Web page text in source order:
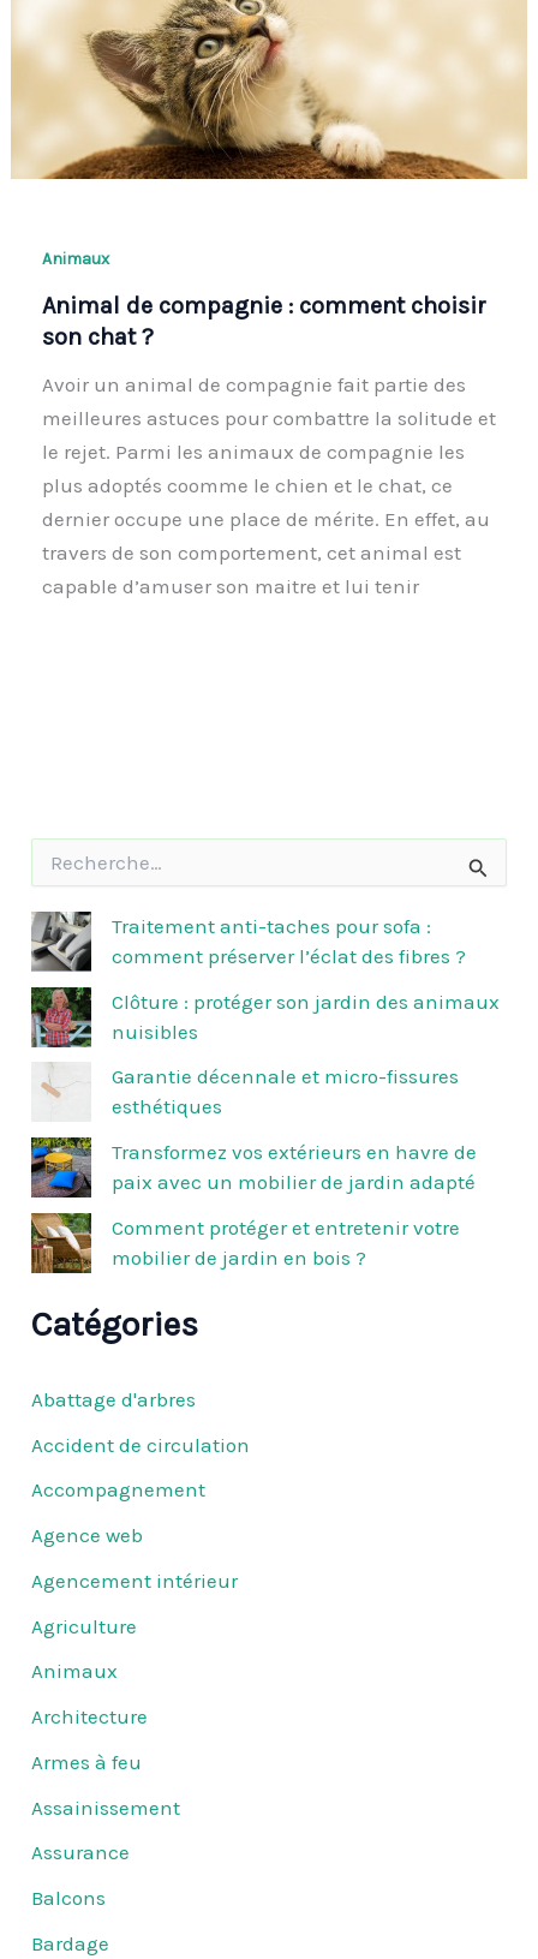
Animaux
Animal de compagnie : comment choisir
son chat ?
Avoir un animal de compagnie fait partie des
meilleures astuces pour combattre la solitude et
le rejet. Parmi les animaux de compagnie les
plus adoptés coomme le chien et le chat, ce
dernier occupe une place de mérite. En effet, au
travers de son comportement, cet animal est
capable d’amuser son maitre et lui tenir
h
e
r
c
h
e
Traitement anti-taches pour sofa :
comment préserver l’éclat des fibres ?
Clôture : protéger son jardin des animaux
nuisibles
Garantie décennale et micro-fissures
esthétiques
Transformez vos extérieurs en havre de
paix avec un mobilier de jardin adapté
Comment protéger et entretenir votre
mobilier de jardin en bois ?
Catégories
Abattage d'arbres
Accident de circulation
Accompagnement
Agence web
Agencement intérieur
Agriculture
Animaux
Architecture
Armes à feu
Assainissement
Assurance
Balcons
Bardage